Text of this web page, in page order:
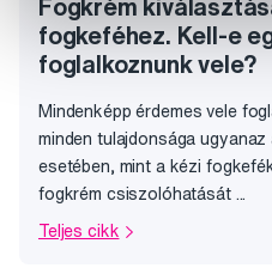
Fogkrém
fogkeféhez. Kell-e
foglalkoznunk vele?
Mindenképp érdemes vele
minden tulajdonsága
esetében, mint a kézi
fogkrém csiszolóhatását ...
Teljes cikk